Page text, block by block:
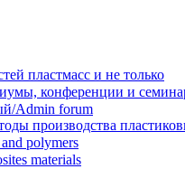
пластмасс и не только
конференции и
Admin forum
производства
polymers
materials